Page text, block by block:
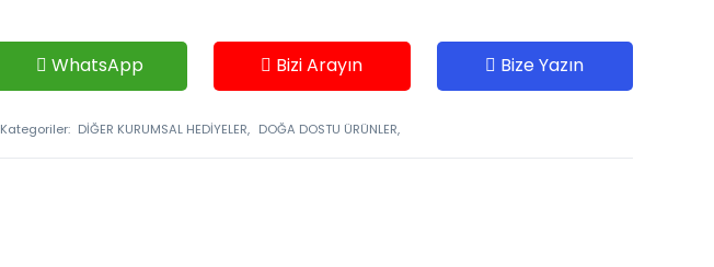
WhatsApp Bizi Arayın Bize Yazın
Kategoriler: DİĞER KURUMSAL HEDİYELER, DOĞA DOSTU ÜRÜNLER,